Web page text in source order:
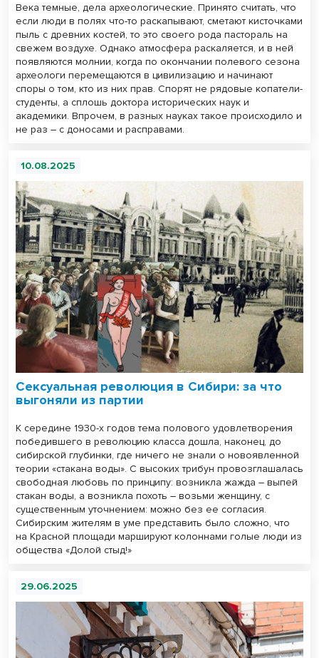
Века темные, дела археологические. Принято считать, что
если люди в полях что-то раскапывают, сметают кисточками
пыль с древних костей, то это своего рода пастораль на
свежем воздухе. Однако атмосфера раскаляется, и в ней
появляются молнии, когда по окончании полевого сезона
археологи перемещаются в цивилизацию и начинают
споры о том, кто из них прав. Спорят не рядовые копатели-
студенты, а сплошь доктора исторических наук и
академики. Впрочем, в разных науках такое происходило и
не раз – с доносами и расправами.
10.08.2025
Сексуальная революция в Сибири: за что
выгоняли из партии
К середине 1930-х годов тема полового удовлетворения
победившего в революцию класса дошла, наконец, до
сибирской глубинки, где ничего не знали о новоявленной
теории «стакана воды». С высоких трибун провозглашалась
свободная любовь по принципу: возникла жажда – выпей
стакан воды, а возникла похоть – возьми женщину, с
существенным уточнением: можно без ее согласия.
Сибирским жителям в уме представить было сложно, что
на Красной площади маршируют колоннами голые люди из
общества «Долой стыд!»
29.06.2025